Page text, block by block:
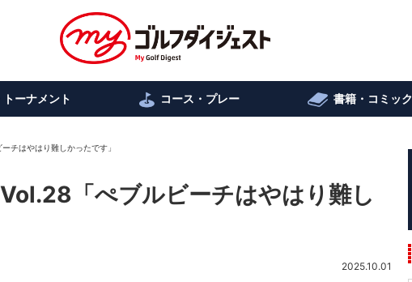
トーナメント コース・プレー 書籍・コミック
チはやはり難しかったです」
「ぺブルビーチはやはり難し
2025.10.01